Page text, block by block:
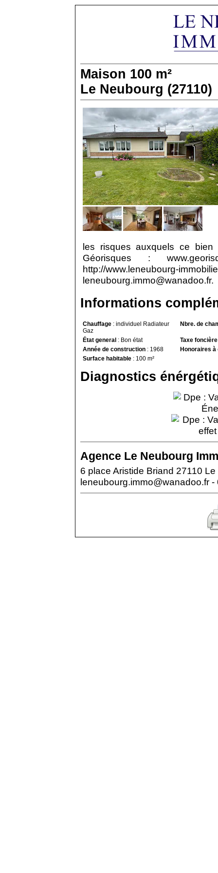
Maison 100 m²
Le Neubourg (27110)
les risques auxquels ce
Géorisques :
http://www.leneubourg-
leneubourg.immo@wanadoo.fr.
Informations
Chauffage : individuel Radiateur
Gaz
Nbre. de
État general : Bon état Taxe foncière
Année de construction : 1968
Honoraires à
Surface habitable : 100 m²
Diagnostics
Agence Le Neubourg
6 place Aristide Briand 27110
leneubourg.immo@wanadoo.fr